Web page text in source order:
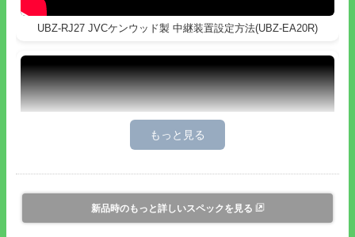
・
UBZ-LP27R
UBZ-LS27R
・
・UBZ-M31 / UBZ-M31E
・UBZ-M51S / UBZ-M51SE
・UBZ-M51L / UBZ-M51LE
UBZ-BM51 / UBZ-BM51BT
●メーカー無料保証期間1年です。
UBZ-RJ27 JVCケンウッド製 中継装置設定方法(UBZ-EA20R)
新品時のもっと詳しいスペックを見る